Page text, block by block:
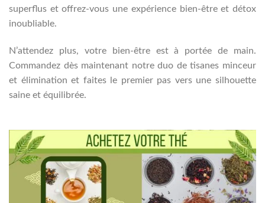
superflus et offrez-vous une expérience bien-être et détox
inoubliable.
N’attendez plus, votre bien-être est à portée de main.
Commandez dès maintenant notre duo de tisanes minceur
et élimination et faites le premier pas vers une silhouette
saine et équilibrée.